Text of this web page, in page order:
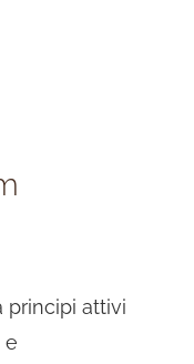
principi attivi
e